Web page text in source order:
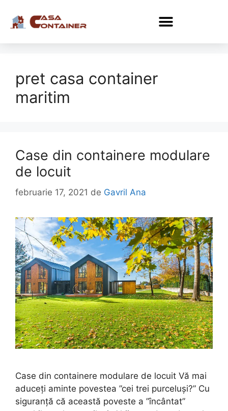
pret casa container
maritim
Case din containere modulare
de locuit
februarie 17, 2021 de Gavril Ana
Case din containere modulare de locuit Vă mai
aduceți aminte povestea ”cei trei purceluși?” Cu
siguranță că această poveste a ”încântat”